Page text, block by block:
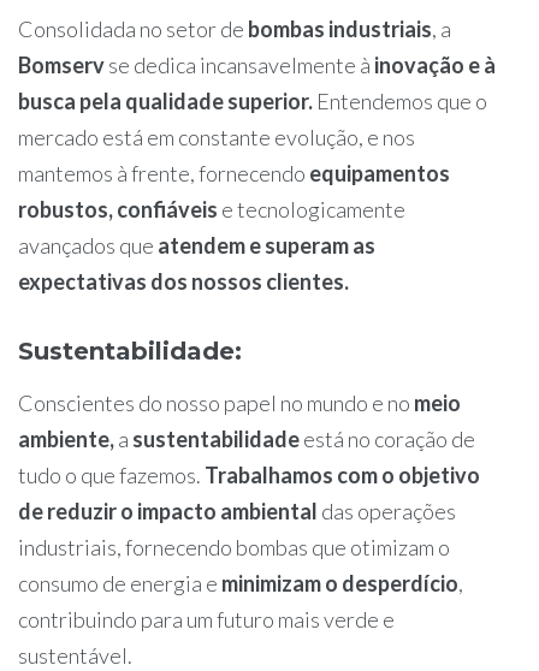
Consolidada no setor de bombas industriais, a
Bomservse dedica incansavelmente à inovação e à
busca pela qualidade superior. Entendemos que o
mercado está em constante evolução, e nos
mantemos à frente, fornecendo equipamentos
robustos, confiáveis e tecnologicamente
avançados que atendem e superam as
expectativas dos nossos clientes.
Sustentabilidade:
Conscientes do nosso papel no mundo e no meio
ambiente,a sustentabilidadeestá no coração de
tudo o que fazemos. Trabalhamos com o objetivo
de reduzir o impacto ambiental das operações
industriais, fornecendo bombas que otimizam o
consumo de energia e minimizam o desperdício,
contribuindo para um futuro mais verde e
sustentável.